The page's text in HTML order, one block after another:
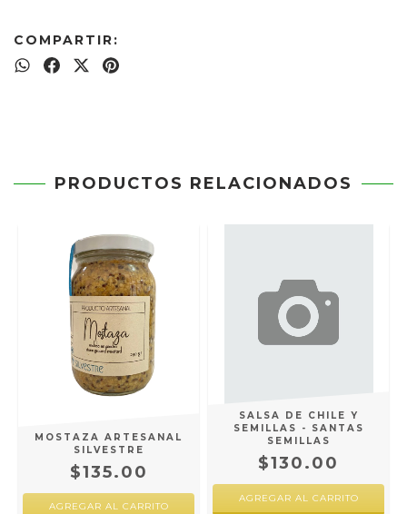
COMPARTIR:
PRODUCTOS RELACIONADOS
MOSTAZA ARTESANAL
SILVESTRE
$135.00
SALSA DE CHILE Y
SEMILLAS - SANTAS
SEMILLAS
$130.00